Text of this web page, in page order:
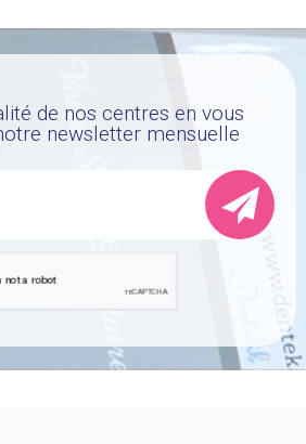
de nos centres en vous
newsletter mensuelle